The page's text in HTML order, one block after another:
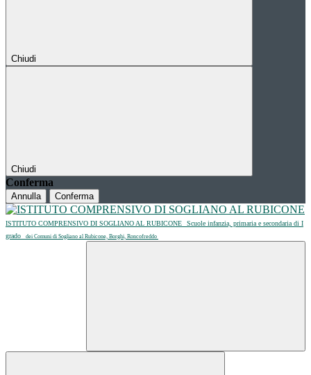
Chiudi
Chiudi
Conferma
Annulla Conferma
ISTITUTO COMPRENSIVO DI SOGLIANO AL RUBICONE
Scuole infanzia, primaria e secondaria di I
grado
dei Comuni di Sogliano al Rubicone, Borghi, Roncofreddo